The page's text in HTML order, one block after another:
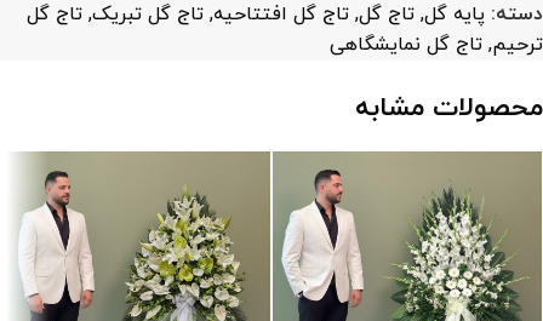
دسته: پایه گل, تاج گل, تاج گل افتتاحیه, تاج گل تبریک, تاج گل
ترحیم, تاج گل نمایشگاهی
محصولات مشابه